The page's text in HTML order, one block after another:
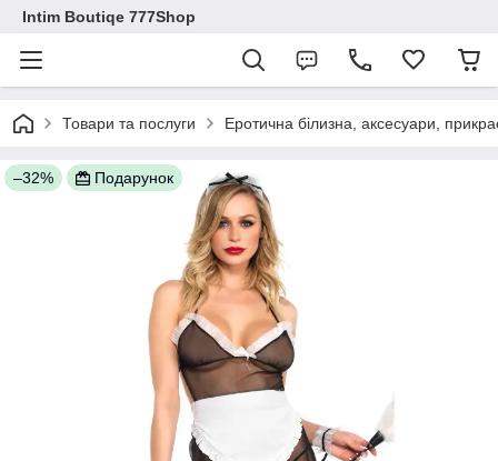
Intim Boutiqe 777Shop
Товари та послуги Еротична білизна, аксесуари,
–32% Подарунок